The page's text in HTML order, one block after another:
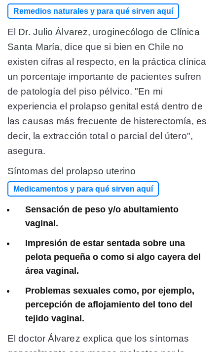
Remedios naturales y para qué sirven aquí
El Dr. Julio Álvarez, uroginecólogo de Clínica
Santa María, dice que si bien en Chile no
existen cifras al respecto, en la práctica clínica
un porcentaje importante de pacientes sufren
de patología del piso pélvico. "En mi
experiencia el prolapso genital está dentro de
las causas más frecuente de histerectomía, es
decir, la extracción total o parcial del útero",
asegura.
Síntomas del prolapso uterino
Medicamentos y para qué sirven aquí
Sensación de peso y/o abultamiento
vaginal.
Impresión de estar sentada sobre una
pelota pequeña o como si algo cayera del
área vaginal.
Problemas sexuales como, por ejemplo,
percepción de aflojamiento del tono del
tejido vaginal.
El doctor Álvarez explica que los síntomas